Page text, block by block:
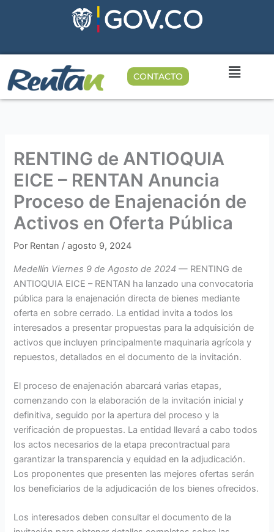
CONTACTO
RENTING de ANTIOQUIA
EICE – RENTAN Anuncia
Proceso de Enajenación de
Activos en Oferta Pública
Por Rentan /agosto 9, 2024
Medellín Viernes 9 de Agosto de 2024 — RENTING de
ANTIOQUIA EICE – RENTAN ha lanzado una convocatoria
pública para la enajenación directa de bienes mediante
oferta en sobre cerrado. La entidad invita a todos los
interesados a presentar propuestas para la adquisición de
activos que incluyen principalmente maquinaria agrícola y
repuestos, detallados en el documento de la invitación.
El proceso de enajenación abarcará varias etapas,
comenzando con la elaboración de la invitación inicial y
definitiva, seguido por la apertura del proceso y la
verificación de propuestas. La entidad llevará a cabo todos
los actos necesarios de la etapa precontractual para
garantizar la transparencia y equidad en la adjudicación.
Los proponentes que presenten las mejores ofertas serán
los beneficiarios de la adjudicación de los bienes ofrecidos.
Los interesados deben consultar el documento de la